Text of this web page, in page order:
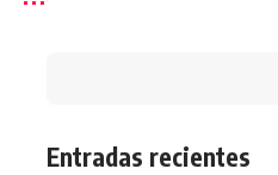
Entradas recientes